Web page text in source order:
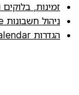
זמינות, בלוקים
ניהול חשבונות Google ו-Notion Calendar
הגדרות Notion Calendar